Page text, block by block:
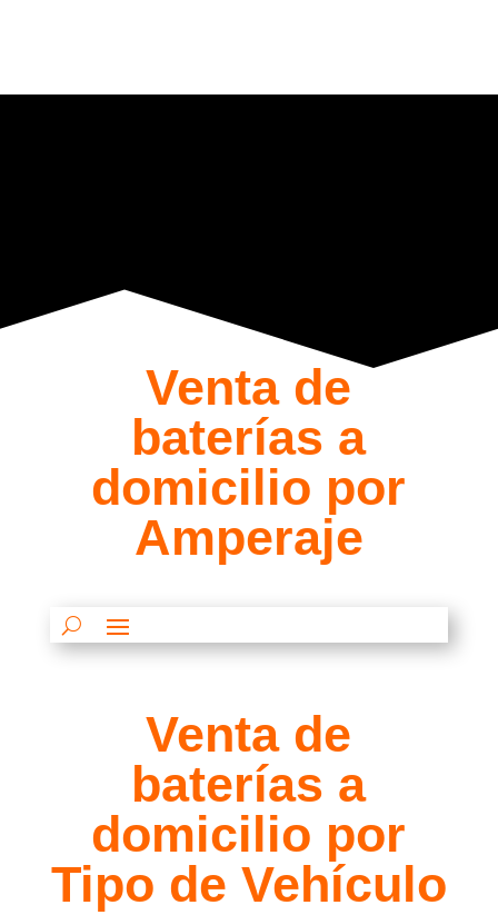
Venta de
baterías a
domicilio por
Amperaje
Venta de
baterías a
domicilio por
Tipo de Vehículo